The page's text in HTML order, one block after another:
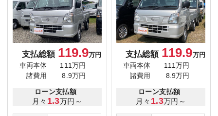
支払総額 119.9万円
車両本体
111万円
諸費用
8.9万円
ローン支払額
月々 1.3万円～
支払総額 119.9万円
車両本体
111万円
諸費用
8.9万円
ローン支払額
月々 1.3万円～